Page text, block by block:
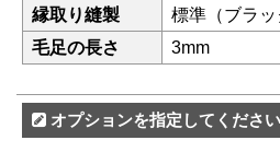
縁取り縫製
標準（ブラッ
毛足の長さ
3mm
オプションを指定してください